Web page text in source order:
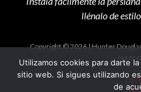
Copyright © 2026 | Hunter
Utilizamos cookies para darte
sitio web. Si sigues utilizando
de